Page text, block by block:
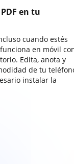
en tu
cuando estés
en móvil
Edita, anota y
de tu
instalar la